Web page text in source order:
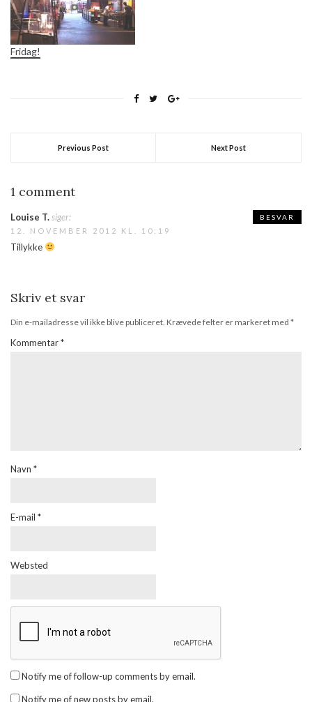
Fridag!
Previous Post Next Post
1 comment
Louise T.siger:
12. NOVEMBER 2012 KL. 10:19
Tillykke
BESVAR
Skriv et svar
Din e-mailadresse vil ikke blive publiceret. Krævede felter er markeret med *
Kommentar*
Navn *
E-mail *
Websted
Notify me of follow-up comments by email.
Notify me of new posts by email.